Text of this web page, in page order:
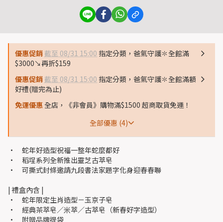
優惠促銷 截至 08/31 15:00 指定分類，爸氣守護✽全館滿
$3000↘再折$159
優惠促銷 截至 08/31 15:00 指定分類，爸氣守護✽全館滿額
好禮(贈完為止)
免運優惠全店，《非會員》購物滿$1500 超商取貨免運！
全部優惠 (4)
• 蛇年好造型祝福一整年蛇麼都好
• 稻埕系列全新推出靈芝古萃皂
• 可撕式封條邀請九段書法家題字化身迎春春聯
| 禮盒內含 |
• 蛇年限定生肖造型－玉京子皂
• 經典茶萃皂／米萃／古萃皂（新春好字造型）
• 附贈品牌提袋